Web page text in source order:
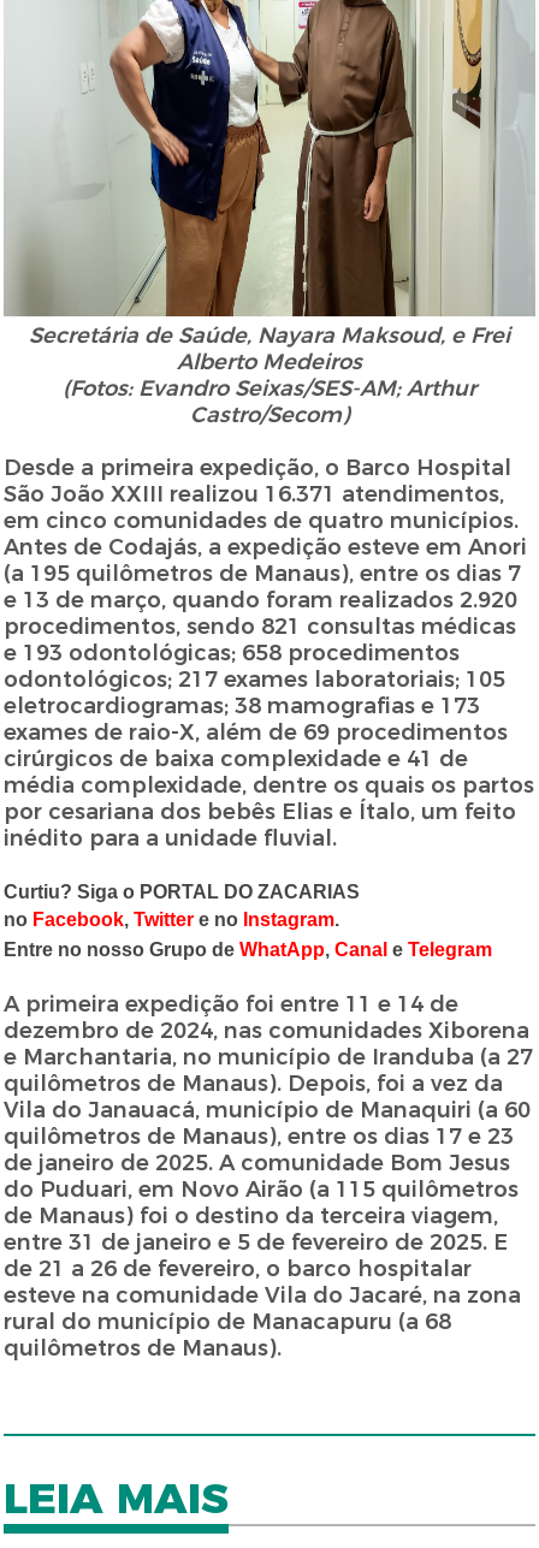
Secretária de Saúde, Nayara Maksoud, e Frei
Alberto Medeiros
(Fotos: Evandro Seixas/SES-AM; Arthur
Castro/Secom)
Desde a primeira expedição, o Barco Hospital
São João XXIII realizou 16.371 atendimentos,
em cinco comunidades de quatro municípios.
Antes de Codajás, a expedição esteve em Anori
(a 195 quilômetros de Manaus), entre os dias 7
e 13 de março, quando foram realizados 2.920
procedimentos, sendo 821 consultas médicas
e 193 odontológicas; 658 procedimentos
odontológicos; 217 exames laboratoriais; 105
eletrocardiogramas; 38 mamografias e 173
exames de raio-X, além de 69 procedimentos
cirúrgicos de baixa complexidade e 41 de
média complexidade, dentre os quais os partos
por cesariana dos bebês Elias e Ítalo, um feito
inédito para a unidade fluvial.
Curtiu? Siga o PORTAL DO ZACARIAS
no Facebook,Twitter e no Instagram.
Entre no nosso Grupo deWhatApp,Canal eTelegram
A primeira expedição foi entre 11 e 14 de
dezembro de 2024, nas comunidades Xiborena
e Marchantaria, no município de Iranduba (a 27
quilômetros de Manaus). Depois, foi a vez da
Vila do Janauacá, município de Manaquiri (a 60
quilômetros de Manaus), entre os dias 17 e 23
de janeiro de 2025. A comunidade Bom Jesus
do Puduari, em Novo Airão (a 115 quilômetros
de Manaus) foi o destino da terceira viagem,
entre 31 de janeiro e 5 de fevereiro de 2025. E
de 21 a 26 de fevereiro, o barco hospitalar
esteve na comunidade Vila do Jacaré, na zona
rural do município de Manacapuru (a 68
quilômetros de Manaus).
LEIA MAIS